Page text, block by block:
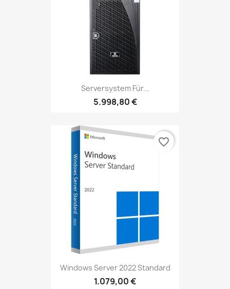
Serversystem Für...
5.998,80 €
Windows Server 2022 Standard
1.079,00 €
favorite_border